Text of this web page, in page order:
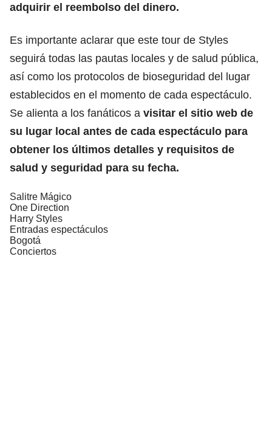
adquirir el reembolso del dinero.
Es importante aclarar que este tour de Styles
seguirá todas las pautas locales y de salud pública,
así como los protocolos de bioseguridad del lugar
establecidos en el momento de cada espectáculo.
Se alienta a los fanáticos a visitar el sitio web de
su lugar local antes de cada espectáculo para
obtener los últimos detalles y requisitos de
salud y seguridad para su fecha.
Salitre Mágico
One Direction
Harry Styles
Entradas espectáculos
Bogotá
Conciertos